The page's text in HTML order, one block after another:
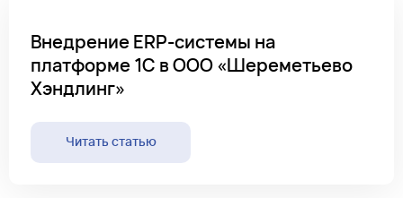
Внедрение ERP-системы на
платформе 1C в ООО «Шереметьево
Хэндлинг»
Читать статью